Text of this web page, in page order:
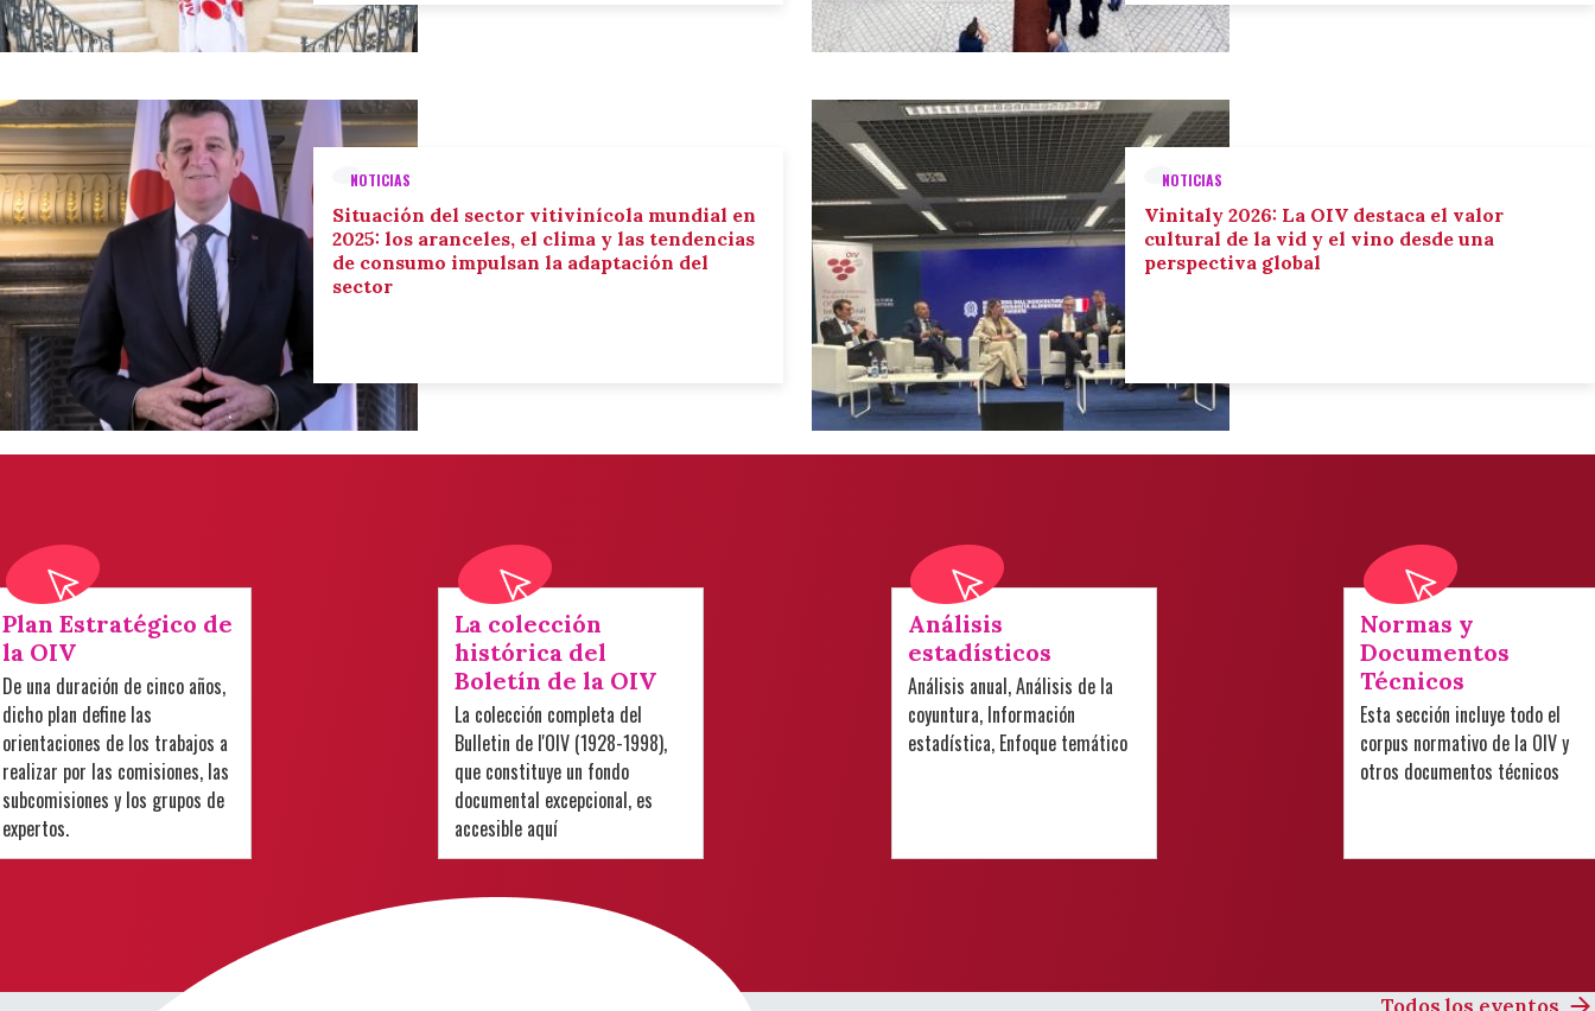
NOTICIAS
Situación del sector vitivinícola mundial en
2025: los aranceles, el clima y las tendencias
de consumo impulsan la adaptación del
sector
NOTICIAS
Vinitaly 2026: La OIV destaca el valor
cultural de la vid y el vino desde una
perspectiva global
Plan Estratégico de
la OIV
De una duración de cinco años,
dicho plan define las
orientaciones de los trabajos a
realizar por las comisiones, las
subcomisiones y los grupos de
expertos.
La colección
histórica del
Boletín de la OIV
La colección completa del
Bulletin de l'OIV (1928-1998),
que constituye un fondo
documental excepcional, es
accesible aquí
Análisis
estadísticos
Análisis anual, Análisis de la
coyuntura, Información
estadística, Enfoque temático
Normas y
Documentos
Técnicos
Esta sección incluye todo el
corpus normativo de la OIV y
otros documentos técnicos